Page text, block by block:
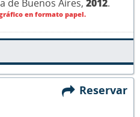
de Buenos Aires, 2012.
en formato papel.
Reservar